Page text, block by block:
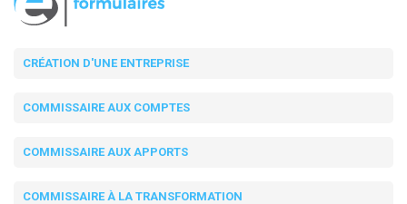
CRÉATION D'UNE ENTREPRISE
COMMISSAIRE AUX COMPTES
COMMISSAIRE AUX APPORTS
COMMISSAIRE À LA TRANSFORMATION